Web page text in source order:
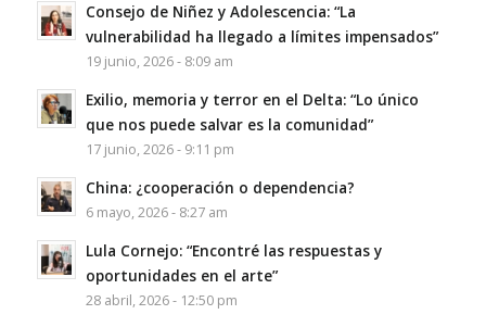
Consejo de Niñez y Adolescencia: “La
vulnerabilidad ha llegado a límites impensados”
19 junio, 2026 - 8:09 am
Exilio, memoria y terror en el Delta: “Lo único
que nos puede salvar es la comunidad”
17 junio, 2026 - 9:11 pm
China: ¿cooperación o dependencia?
6 mayo, 2026 - 8:27 am
Lula Cornejo: “Encontré las respuestas y
oportunidades en el arte”
28 abril, 2026 - 12:50 pm